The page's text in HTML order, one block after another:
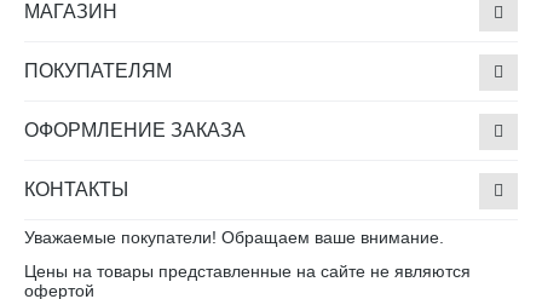
МАГАЗИН
ПОКУПАТЕЛЯМ
ОФОРМЛЕНИЕ ЗАКАЗА
КОНТАКТЫ
Уважаемые покупатели! Обращаем ваше внимание.
Цены на товары представленные на сайте не являются
офертой